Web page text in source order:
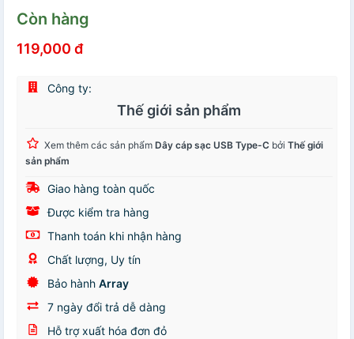
Còn hàng
119,000 đ
Công ty:
Thế giới sản phẩm
Xem thêm các sản phẩm Dây cáp sạc USB Type-C bởi Thế giới
sản phẩm
Giao hàng toàn quốc
Được kiểm tra hàng
Thanh toán khi nhận hàng
Chất lượng, Uy tín
Bảo hành Array
7 ngày đổi trả dễ dàng
Hỗ trợ xuất hóa đơn đỏ